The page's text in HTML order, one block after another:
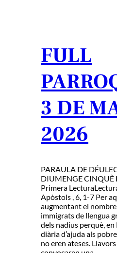
FULL
3 DE
2026
PARAULA DE
DIUMENGE CINQUÈ
Primera
Apòstols , 6, 1-7 Per
augmentant el
immigrats de llengua
dels nadius perquè,
diària d’ajuda als
no eren ateses.